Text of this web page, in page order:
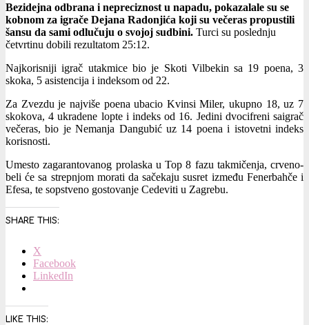
Bezidejna odbrana i nepreciznost u napadu, pokazalale su se
kobnom za igrače Dejana Radonjića koji su večeras propustili
šansu da sami odlučuju o svojoj sudbini. Turci su poslednju
četvrtinu dobili rezultatom 25:12.
Najkorisniji igrač utakmice bio je Skoti Vilbekin sa 19 poena, 3
skoka, 5 asistencija i indeksom od 22.
Za Zvezdu je najviše poena ubacio Kvinsi Miler, ukupno 18, uz 7
skokova, 4 ukradene lopte i indeks od 16. Jedini dvocifreni saigrač
večeras, bio je Nemanja Dangubić uz 14 poena i istovetni indeks
korisnosti.
Umesto zagarantovanog prolaska u Top 8 fazu takmičenja, crveno-
beli će sa strepnjom morati da sačekaju susret između Fenerbahče i
Efesa, te sopstveno gostovanje Cedeviti u Zagrebu.
SHARE THIS:
X
Facebook
LinkedIn
LIKE THIS: